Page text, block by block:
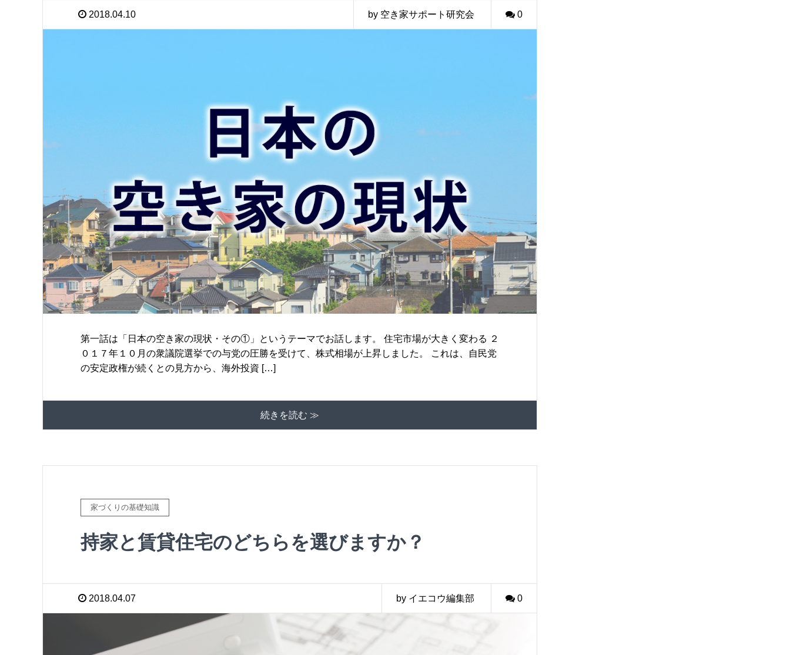
2018.04.10 by 空き家サポート研究会 0
第一話は「日本の空き家の現状・その①」というテーマでお話します。 住宅市場が大きく変わる ２
０１７年１０月の衆議院選挙での与党の圧勝を受けて、株式相場が上昇しました。 これは、自民党
の安定政権が続くとの見方から、海外投資 […]
続きを読む ≫
家づくりの基礎知識
持家と賃貸住宅のどちらを選びますか？
2018.04.07 by イエコウ編集部 0